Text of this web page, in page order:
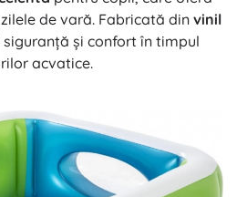
de vară. Fabricată din vinil
siguranță și confort în timpul
acvatice.